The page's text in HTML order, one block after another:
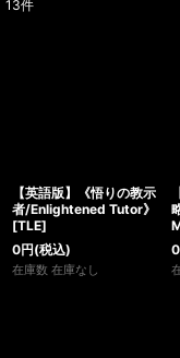
13件
【英語版】《悟りの教示
者/Enlightened Tutor》
[TLE]
0円(税込)
在庫数 在庫なし
0